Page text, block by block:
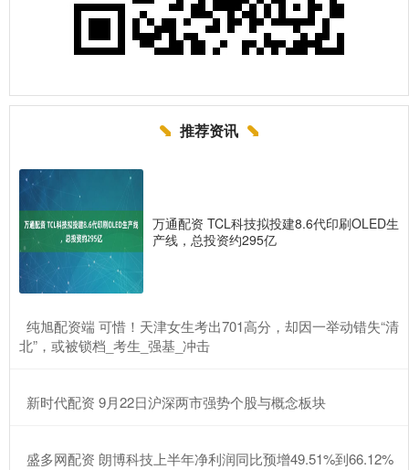
推荐资讯
万通配资 TCL科技拟投建8.6代印刷OLED生
产线，总投资约295亿
​纯旭配资端 可惜！天津女生考出701高分，却因一举动错失“清
北”，或被锁档_考生_强基_冲击
​新时代配资 9月22日沪深两市强势个股与概念板块
​盛多网配资 朗博科技上半年净利润同比预增49.51%到66.12%